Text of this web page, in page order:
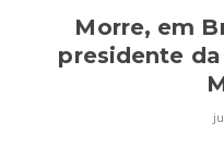
Morre, em
presidente